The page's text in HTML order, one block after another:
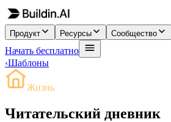
Продукт Ресурсы Сообщество
Начать бесплатно
‹Шаблоны
Жизнь
Читательский дневник